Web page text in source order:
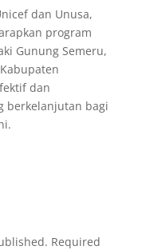
dan Unusa,
program
Gunung Semeru,
dan
berkelanjutan bagi
Required